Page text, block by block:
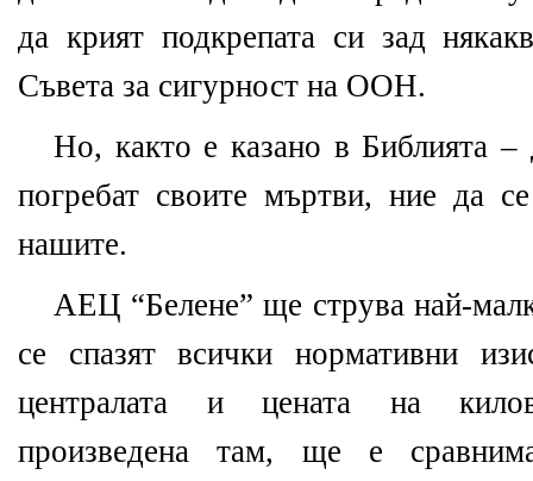
да крият подкрепата си зад
Съвета за сигурност на ООН.
Но, както е казано в Библията –
погребат своите мъртви, ние да
нашите.
АЕЦ “Белене” ще струва най-
се спазят всички нормативни
централата и цената на
произведена там, ще е